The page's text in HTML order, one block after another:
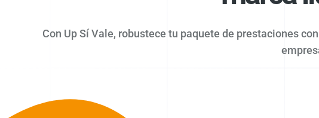
Con Up Sí Vale, robustece tu paquete de prestaciones